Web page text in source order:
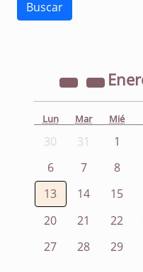
Lun Mar Mié
30 31 1
6
7 8
13
14 15
20
21 22
27
28 29